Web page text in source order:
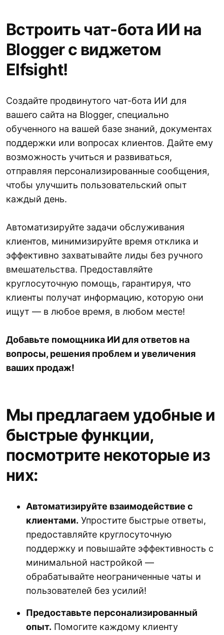
Встроить чат-бота ИИ на
Blogger с виджетом
Elfsight!
Создайте продвинутого чат-бота ИИ для
вашего сайта на Blogger, специально
обученного на вашей базе знаний, документах
поддержки или вопросах клиентов. Дайте ему
возможность учиться и развиваться,
отправляя персонализированные сообщения,
чтобы улучшить пользовательский опыт
каждый день.
Автоматизируйте задачи обслуживания
клиентов, минимизируйте время отклика и
эффективно захватывайте лиды без ручного
вмешательства. Предоставляйте
круглосуточную помощь, гарантируя, что
клиенты получат информацию, которую они
ищут — в любое время, в любом месте!
Добавьте помощника ИИ для ответов на
вопросы, решения проблем и увеличения
ваших продаж!
Мы предлагаем удобные и
быстрые функции,
посмотрите некоторые из
них:
Автоматизируйте взаимодействие с
клиентами. Упростите быстрые ответы,
предоставляйте круглосуточную
поддержку и повышайте эффективность с
минимальной настройкой —
обрабатывайте неограниченные чаты и
пользователей без усилий!
Предоставьте персонализированный
опыт. Помогите каждому клиенту